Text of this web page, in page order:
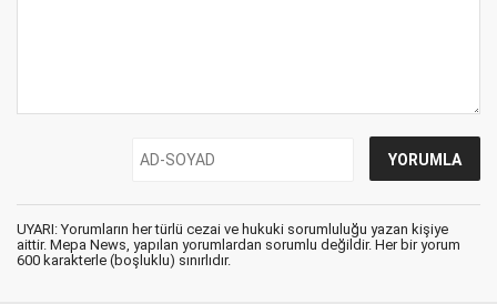
UYARI: Yorumların her türlü cezai ve hukuki sorumluluğu yazan kişiye
aittir. Mepa News, yapılan yorumlardan sorumlu değildir. Her bir yorum
600 karakterle (boşluklu) sınırlıdır.